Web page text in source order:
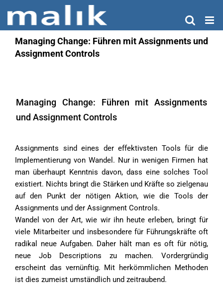
Inhalt
springen
Managing Change: Führen mit Assignments und
Assignment Controls
Managing Change: Führen mit Assignments
und Assignment Controls
Assignments sind eines der effektivsten Tools für die
Imple­mentierung von Wandel. Nur in wenigen Firmen hat
man über­haupt Kenntnis davon, dass eine solches Tool
existiert. Nichts bringt die Stärken und Kräfte so zielgenau
auf den Punkt der nötigen Aktion, wie die Tools der
Assignments und der Assignment Controls.
Wandel von der Art, wie wir ihn heute erleben, bringt für
viele Mitarbeiter und insbesondere für Führungskräfte oft
radikal neue Aufgaben. Daher hält man es oft für nötig,
neue Job Descriptions zu machen. Vordergründig
erscheint das vernünftig. Mit herkömmlichen Methoden
ist dies zumeist umständlich und zeitraubend.